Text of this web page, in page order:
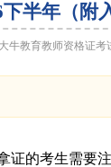
半年（附
大牛教育教师资格证考
的考生需要